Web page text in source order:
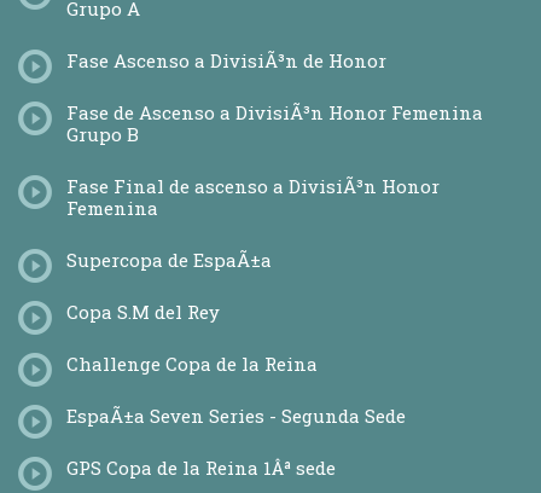
Grupo A
Fase Ascenso a DivisiÃ³n de Honor
Fase de Ascenso a DivisiÃ³n Honor Femenina
Grupo B
Fase Final de ascenso a DivisiÃ³n Honor
Femenina
Supercopa de EspaÃ±a
Copa S.M del Rey
Challenge Copa de la Reina
EspaÃ±a Seven Series - Segunda Sede
GPS Copa de la Reina 1Âª sede